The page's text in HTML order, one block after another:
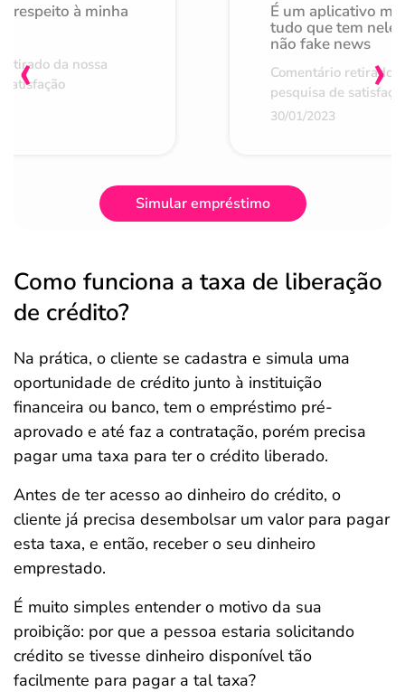
respeito à minha
da nossa
É um aplicativo
tudo que tem nele
não fake news
Comentário retirado
pesquisa de
30/01/2023
‹ ›
Simular empréstimo
Como funciona a taxa de liberação
de crédito?
Na prática, o cliente se cadastra e simula uma
oportunidade de crédito junto à instituição
financeira ou banco, tem o empréstimo pré-
aprovado e até faz a contratação, porém precisa
pagar uma taxa para ter o crédito liberado.
Antes de ter acesso ao dinheiro do crédito, o
cliente já precisa desembolsar um valor para pagar
esta taxa, e então, receber o seu dinheiro
emprestado.
É muito simples entender o motivo da sua
proibição: por que a pessoa estaria solicitando
crédito se tivesse dinheiro disponível tão
facilmente para pagar a tal taxa?